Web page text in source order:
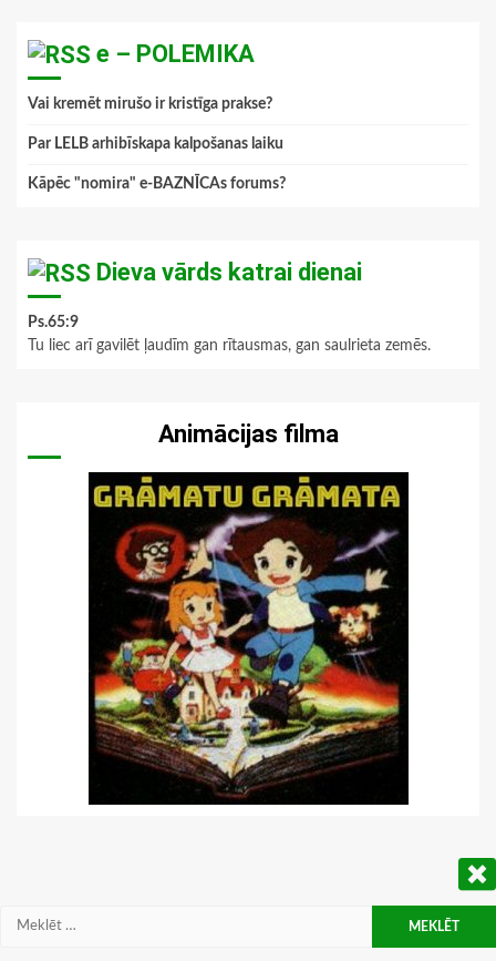
e – POLEMIKA
Vai kremēt mirušo ir kristīga prakse?
Par LELB arhibīskapa kalpošanas laiku
Kāpēc "nomira" e-BAZNĪCAs forums?
Dieva vārds katrai dienai
Ps.65:9
Tu liec arī gavilēt ļaudīm gan rītausmas, gan saulrieta zemēs.
Animācijas filma
Meklēt: